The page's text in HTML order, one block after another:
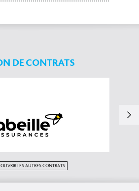
LES AUTRES CONTRATS
DE CONTRATS